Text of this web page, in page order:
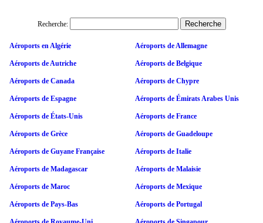
Recherche:
Aéroports en Algérie Aéroports de Allemagne
Aéroports de Autriche Aéroports de Belgique
Aéroports de Canada Aéroports de Chypre
Aéroports de Espagne Aéroports de Émirats Arabes Unis
Aéroports de États-Unis Aéroports de France
Aéroports de Grèce Aéroports de Guadeloupe
Aéroports de Guyane Française Aéroports de Italie
Aéroports de Madagascar Aéroports de Malaisie
Aéroports de Maroc Aéroports de Mexique
Aéroports de Pays-Bas Aéroports de Portugal